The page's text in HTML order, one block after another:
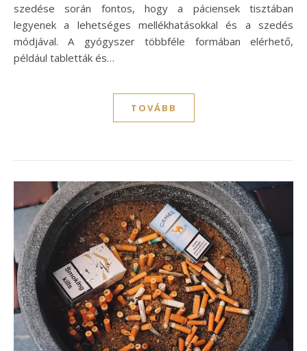
szedése során fontos, hogy a páciensek tisztában
legyenek a lehetséges mellékhatásokkal és a szedés
módjával. A gyógyszer többféle formában elérhető,
például tabletták és…
TOVÁBB